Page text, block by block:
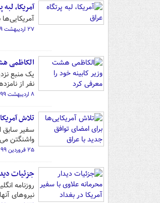
آمریکا،
۲۷ اردیبهشت ۹۹ - ۲۳:۳۴
الکاظمی
یک منبع
نفر از
۸ اردیبهشت ۹۹ - ۱۷:۱۶
تلاش
سفیر سابق
واشنگتن
۲۵ فروردین ۹۹ - ۱۵:۳۹
جزئیات
روزنامه
نیروهای